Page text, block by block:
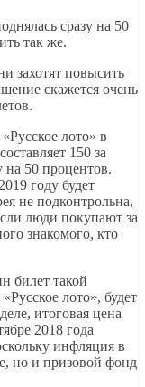
сразу на 50
так же.
захотят повысить
скажется очень
лото» в
150 за
50 процентов.
году будет
не подконтрольна,
люди покупают за
знакомого, кто
билет такой
лото», будет
итоговая цена
2018 года
инфляция в
но и призовой фонд